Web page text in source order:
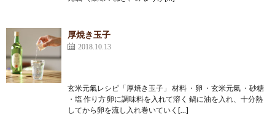
厚焼き玉子
2018.10.13
玄米元氣レシピ「厚焼き玉子」 材料 ・卵 ・玄米元氣 ・砂糖
・塩 作り方 卵に調味料を入れて溶く 鍋に油を入れ、十分熱
してから卵を流し入れ巻いていく[…]